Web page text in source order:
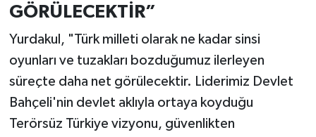
GÖRÜLECEKTİR”
Yurdakul, "Türk milleti olarak ne kadar sinsi
oyunları ve tuzakları bozduğumuz ilerleyen
süreçte daha net görülecektir. Liderimiz Devlet
Bahçeli'nin devlet aklıyla ortaya koyduğu
Terörsüz Türkiye vizyonu, güvenlikten